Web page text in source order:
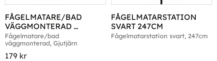
FÅGELMATARE/BAD
VÄGGMONTERAD
GJUTJÄRN
Fågelmatare/bad
väggmonterad, Gjutjärn
179 kr
FÅGELMATARSTATION
SVART 247CM
Fågelmatarstation svart, 247cm